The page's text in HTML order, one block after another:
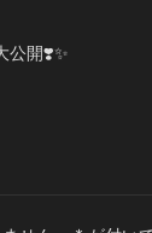
公開❣️✨